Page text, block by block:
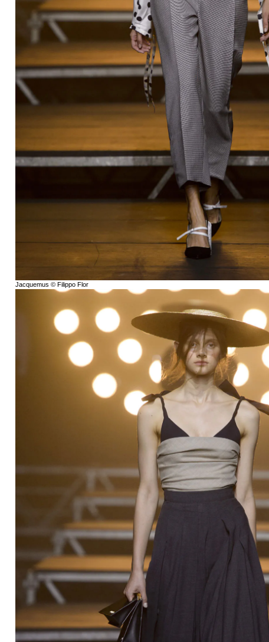
Jacquemus © Filippo Flor